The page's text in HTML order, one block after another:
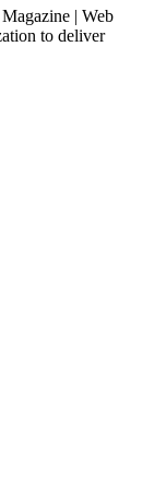
| Web
to deliver